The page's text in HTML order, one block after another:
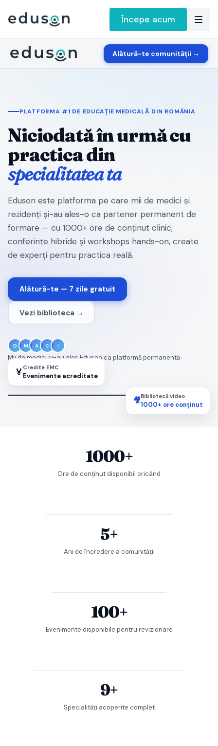
Începe acum
Alătură-te comunității →
PLATFORMA #1 DE EDUCAȚIE MEDICALĂ DIN ROMÂNIA
Niciodată în urmă cu
practica din
specialitatea ta
Eduson este platforma pe care mii de medici și
rezidenți și-au ales-o ca partener permanent de
formare — cu 1000+ ore de conținut clinic,
conferințe hibride și workshops hands-on, create
de experți pentru practica reală.
Alătură-te — 7 zile gratuit
Vezi biblioteca →
D M A C I
Mii de medici și-au ales Eduson ca platformă permanentă
Fără plată în avans de credit
🏅 Credite EMC
Evenimente acreditate
🎥Bibliotecă video
1000+ ore conținut
1000+
Ore de conținut disponibil oricând
5+
Ani de încredere a comunității
100+
Evenimente disponibile pentru revizionare
9+
Specialități acoperite complet